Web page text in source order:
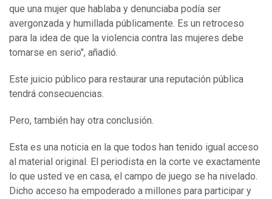
que una mujer que hablaba y denunciaba podía ser
avergonzada y humillada públicamente. Es un retroceso
para la idea de que la violencia contra las mujeres debe
tomarse en serio", añadió.
Este juicio público para restaurar una reputación pública
tendrá consecuencias.
Pero, también hay otra conclusión.
Esta es una noticia en la que todos han tenido igual acceso
al material original. El periodista en la corte ve exactamente
lo que usted ve en casa, el campo de juego se ha nivelado.
Dicho acceso ha empoderado a millones para participar y